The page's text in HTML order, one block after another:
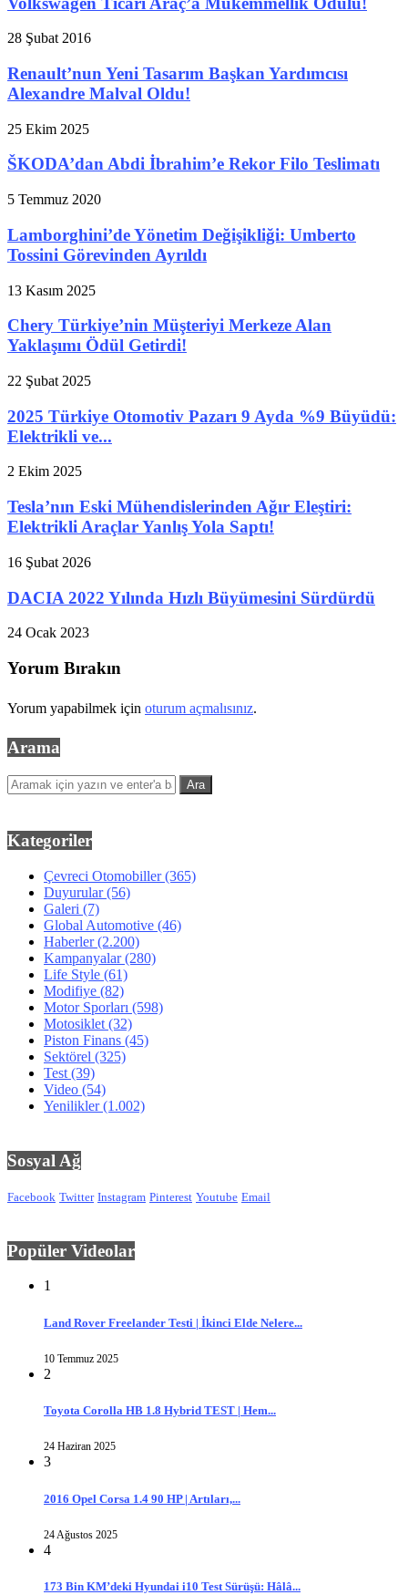
28 Şubat 2016
Renault’nun Yeni Tasarım Başkan Yardımcısı
Alexandre Malval Oldu!
25 Ekim 2025
ŠKODA’dan Abdi İbrahim’e Rekor Filo Teslimatı
5 Temmuz 2020
Lamborghini’de Yönetim Değişikliği: Umberto
Tossini Görevinden Ayrıldı
13 Kasım 2025
Chery Türkiye’nin Müşteriyi Merkeze Alan
Yaklaşımı Ödül Getirdi!
22 Şubat 2025
2025 Türkiye Otomotiv Pazarı 9 Ayda %9 Büyüdü:
Elektrikli ve...
2 Ekim 2025
Tesla’nın Eski Mühendislerinden Ağır Eleştiri:
Elektrikli Araçlar Yanlış Yola Saptı!
16 Şubat 2026
DACIA 2022 Yılında Hızlı Büyümesini Sürdürdü
24 Ocak 2023
Yorum Bırakın
Yorum yapabilmek için oturum açmalısınız.
Arama
Kategoriler
Çevreci Otomobiller(365)
Duyurular(56)
Galeri (7)
Global Automotive (46)
Haberler(2.200)
Kampanyalar(280)
Life Style (61)
Modifiye (82)
Motor Sporları (598)
Motosiklet (32)
Piston Finans (45)
Sektörel (325)
Test (39)
Video (54)
Yenilikler(1.002)
Sosyal Ağ
Facebook Twitter Instagram Pinterest Youtube Email
Popüler Videolar
1
Land Rover Freelander Testi | İkinci Elde Nelere...
10 Temmuz 2025
2
Toyota Corolla HB 1.8 Hybrid TEST | Hem...
24 Haziran 2025
3
2016 Opel Corsa 1.4 90 HP | Artıları,...
24 Ağustos 2025
4
173 Bin KM’deki Hyundai i10 Test Sürüşü: Hâlâ...